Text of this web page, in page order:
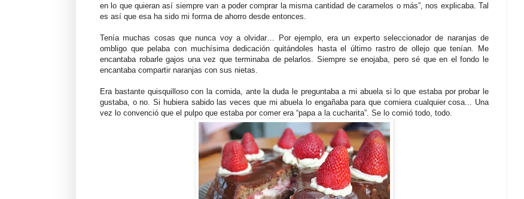
en lo que quieran así siempre van a poder comprar la misma cantidad de caramelos o más”, nos explicaba. Tal
es así que esa ha sido mi forma de ahorro desde entonces.
Tenía muchas cosas que nunca voy a olvidar… Por ejemplo, era un experto seleccionador de naranjas de
ombligo que pelaba con muchísima dedicación quitándoles hasta el último rastro de ollejo que tenían. Me
encantaba robarle gajos una vez que terminaba de pelarlos. Siempre se enojaba, pero sé que en el fondo le
encantaba compartir naranjas con sus nietas.
Era bastante quisquilloso con la comida, ante la duda le preguntaba a mi abuela si lo que estaba por probar le
gustaba, o no. Si hubiera sabido las veces que mi abuela lo engañaba para que comiera cualquier cosa... Una
vez lo convenció que el pulpo que estaba por comer era “papa a la cucharita”. Se lo comió todo, todo.